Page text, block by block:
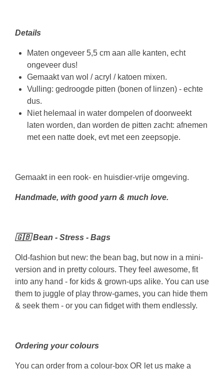
Details
Maten ongeveer 5,5 cm aan alle kanten, echt
ongeveer dus!
Gemaakt van wol / acryl / katoen mixen.
Vulling: gedroogde pitten (bonen of linzen) - echte
dus.
Niet helemaal in water dompelen of doorweekt
laten worden, dan worden de pitten zacht: afnemen
met een natte doek, evt met een zeepsopje.
Gemaakt in een rook- en huisdier-vrije omgeving.
Handmade, with good yarn & much love.
🇬🇧 Bean - Stress - Bags
Old-fashion but new: the bean bag, but now in a mini-
version and in pretty colours. They feel awesome, fit
into any hand - for kids & grown-ups alike. You can use
them to juggle of play throw-games, you can hide them
& seek them - or you can fidget with them endlessly.
Ordering your colours
You can order from a colour-box OR let us make a